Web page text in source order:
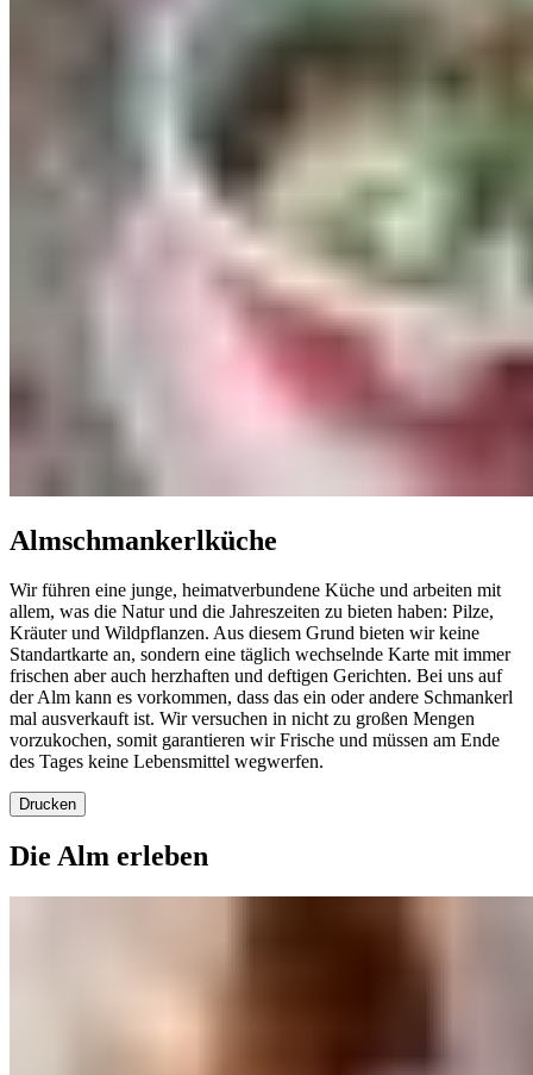
Almschmankerlküche
Wir führen eine junge, heimatverbundene Küche und arbeiten mit
allem, was die Natur und die Jahreszeiten zu bieten haben: Pilze,
Kräuter und Wildpflanzen. Aus diesem Grund bieten wir keine
Standartkarte an, sondern eine täglich wechselnde Karte mit immer
frischen aber auch herzhaften und deftigen Gerichten. Bei uns auf
der Alm kann es vorkommen, dass das ein oder andere Schmankerl
mal ausverkauft ist. Wir versuchen in nicht zu großen Mengen
vorzukochen, somit garantieren wir Frische und müssen am Ende
des Tages keine Lebensmittel wegwerfen.
Drucken
Die Alm erleben